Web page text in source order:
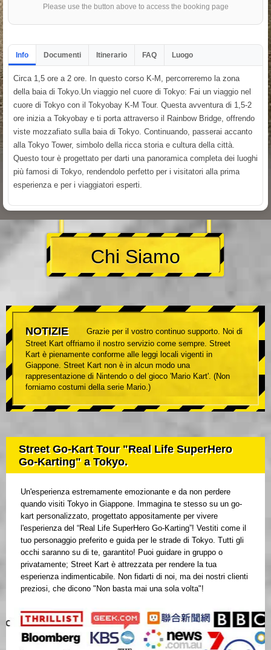
Please use the button above to access the booking page
Info Documenti Itinerario FAQ Luogo
Circa 1,5 ore a 2 ore. In questo corso K-M, percorreremo la zona
della baia di Tokyo.Un viaggio nel cuore di Tokyo: Fai un viaggio nel
cuore di Tokyo con il Tokyobay K-M Tour. Questa avventura di 1,5-2
ore inizia a Tokyobay e ti porta attraverso il Rainbow Bridge, offrendo
viste mozzafiato sulla baia di Tokyo. Continuando, passerai accanto
alla Tokyo Tower, simbolo della ricca storia e cultura della città.
Questo tour è progettato per darti una panoramica completa dei luoghi
più famosi di Tokyo, rendendolo perfetto per i visitatori alla prima
esperienza e per i viaggiatori esperti.
Chi Siamo
NOTIZIE
Grazie per il vostro continuo supporto. Noi di
Street Kart offriamo il nostro servizio come sempre. Street
Kart è pienamente conforme alle leggi locali vigenti in
Giappone. Street Kart non è in alcun modo una
rappresentazione di Nintendo o del gioco 'Mario Kart'. (Non
forniamo costumi della serie Mario.)
Street Go-Kart Tour "Real Life SuperHero
Go-Karting" a Tokyo.
Un'esperienza estremamente emozionante e da non perdere
quando visiti Tokyo in Giappone. Immagina te stesso su un go-
kart personalizzato, progettato appositamente per vivere
l'esperienza del “Real Life SuperHero Go-Karting”! Vestiti come il
tuo personaggio preferito e guida per le strade di Tokyo. Tutti gli
occhi saranno su di te, garantito! Puoi guidare in gruppo o
privatamente; Street Kart è attrezzata per rendere la tua
esperienza indimenticabile. Non fidarti di noi, ma dei nostri clienti
preziosi, che dicono "Non basta mai una sola volta"!